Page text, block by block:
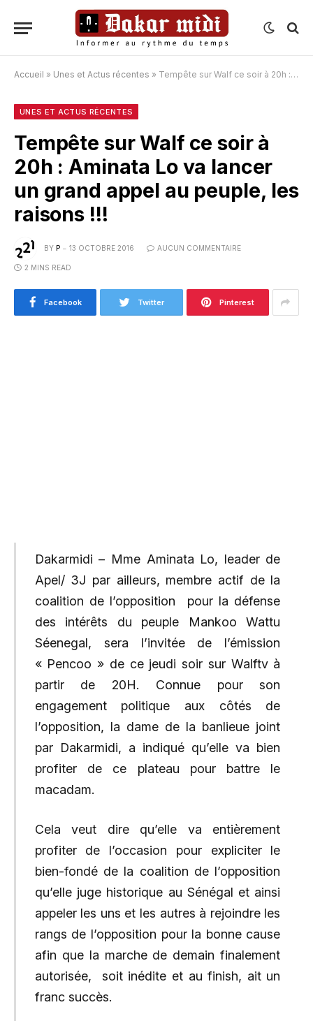
Accueil » Unes et Actus récentes » Tempête sur Walf ce soir à 20h : Aminata Lo va lancer un grand appel au peuple, les raisons !!!
UNES ET ACTUS RÉCENTES
Tempête sur Walf ce soir à
20h : Aminata Lo va lancer
un grand appel au peuple, les
raisons !!!
BY P 13 OCTOBRE 2016 AUCUN COMMENTAIRE
2 MINS READ
Facebook Twitter Pinterest
Dakarmidi – Mme Aminata Lo, leader de
Apel/ 3J par ailleurs, membre actif de la
coalition de l’opposition pour la défense
des intérêts du peuple Mankoo Wattu
Séenegal, sera l’invitée de l’émission
« Pencoo » de ce jeudi soir sur Walftv à
partir de 20H. Connue pour son
engagement politique aux côtés de
l’opposition, la dame de la banlieue joint
par Dakarmidi, a indiqué qu’elle va bien
profiter de ce plateau pour battre le
macadam.
Cela veut dire qu’elle va entièrement
profiter de l’occasion pour expliciter le
bien-fondé de la coalition de l’opposition
qu’elle juge historique au Sénégal et ainsi
appeler les uns et les autres à rejoindre les
rangs de l’opposition pour la bonne cause
afin que la marche de demain finalement
autorisée, soit inédite et au finish, ait un
franc succès.